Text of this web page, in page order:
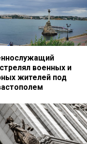
военных и
жителей под